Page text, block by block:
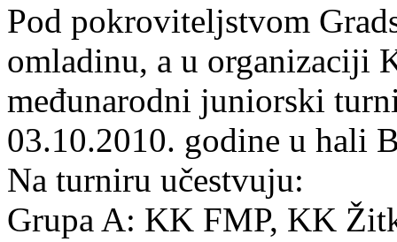
Pod pokroviteljstvom
omladinu, a u organizaciji
međunarodni juniorski
03.10.2010. godine u hali
Na turniru učestvuju:
Grupa A: KK FMP, KK